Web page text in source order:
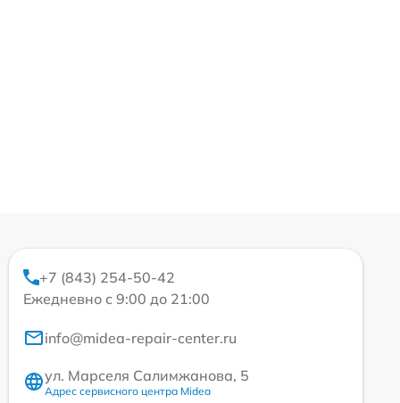
+7 (843) 254-50-42
Ежедневно с 9:00 до 21:00
info@midea-repair-center.ru
ул. Марселя Салимжанова, 5
Адрес сервисного центра Midea